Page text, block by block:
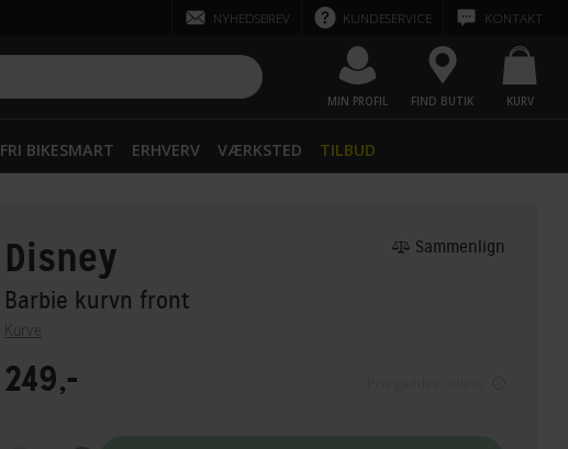
NYHEDSBREV KUNDESERVICE KONTAKT
MIN PROFIL FIND BUTIK KURV
FRI BIKESMART ERHVERV VÆRKSTED TILBUD
Disney
Barbie kurvn front
Kurve
Sammenlign
249,-